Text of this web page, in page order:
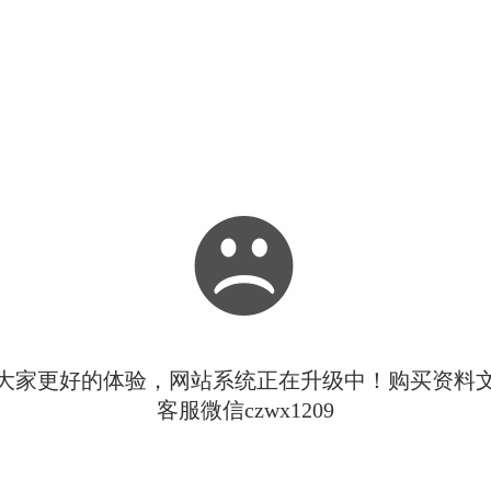
家更好的体验，网站系统正在升级中！购买资料
客服微信czwx1209